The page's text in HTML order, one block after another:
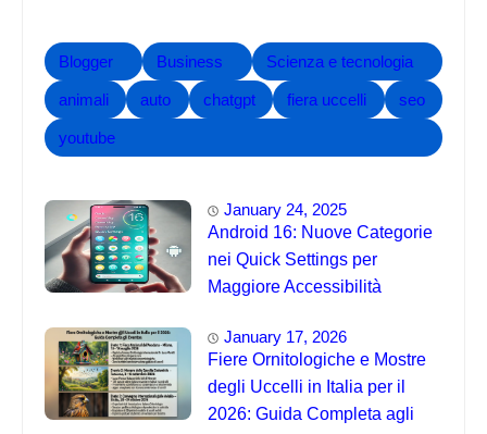
Blogger Business Scienza e tecnologia
animali auto chatgpt fiera uccelli seo
youtube
January 24, 2025
Android 16: Nuove Categorie
nei Quick Settings per
Maggiore Accessibilità
January 17, 2026
Fiere Ornitologiche e Mostre
degli Uccelli in Italia per il
2026: Guida Completa agli